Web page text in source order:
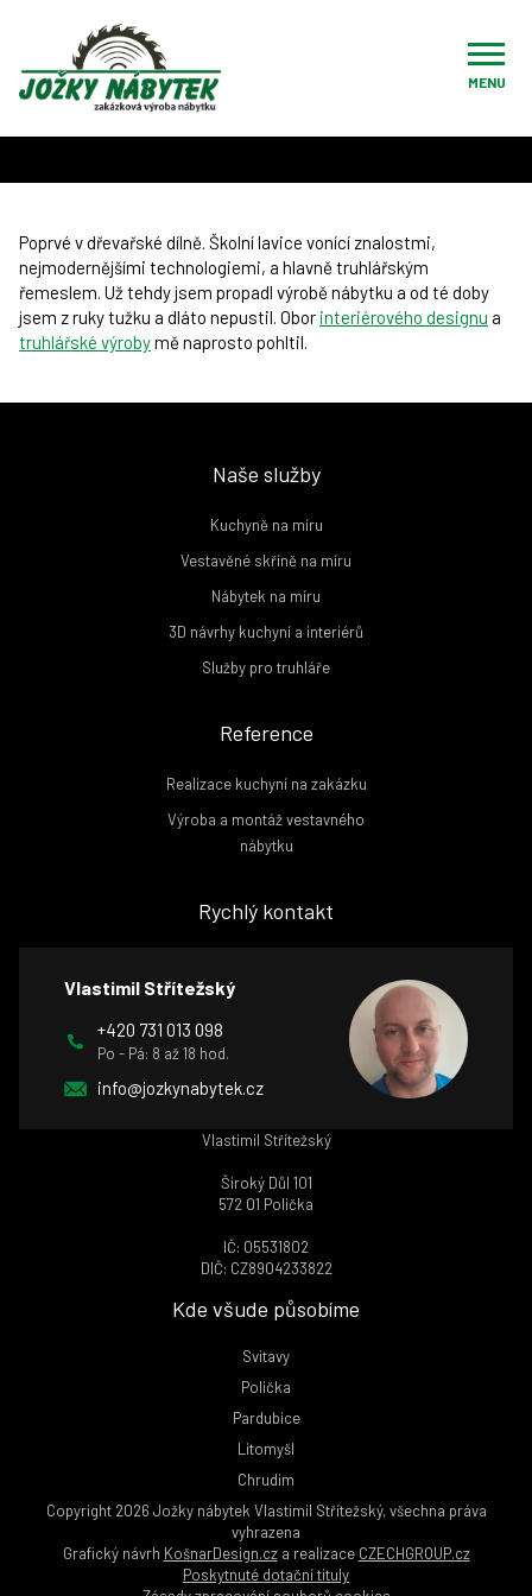
MENU
O nás První tóny omamující vůně dřeva
První tóny omamující vůně dřeva
Poprvé v dřevařské dílně. Školní lavice vonící znalostmi,
nejmodernějšími technologiemi, a hlavně truhlářským
řemeslem. Už tehdy jsem propadl výrobě nábytku a od té doby
jsem z ruky tužku a dláto nepustil. Obor interiérového designu a
truhlářské výrobymě naprosto pohltil.
Naše služby
Kuchyně na míru
Vestavěné skříně na míru
Nábytek na míru
3D návrhy kuchyní a interiérů
Služby pro truhláře
Reference
Realizace kuchyní na zakázku
Výroba a montáž vestavného
nábytku
Rychlý kontakt
Vlastimil Střítežský
+420 731 013 098
Po - Pá: 8 až 18 hod.
info@jozkynabytek.cz
Vlastimil Střítežský
Široký Důl 101
572 01 Polička
IČ: 05531802
DIČ: CZ8904233822
Kde všude působíme
Svitavy
Polička
Pardubice
Litomyšl
Chrudim
Copyright 2026 Jožky nábytek Vlastimil Střítežský, všechna práva
vyhrazena
Grafický návrh KošnarDesign.cza realizace CZECHGROUP.cz
Poskytnuté dotační tituly